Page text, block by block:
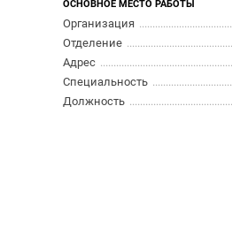
ОСНОВНОЕ МЕСТО РАБОТЫ
Организация
Отделение
Адрес
Специальность
Должность